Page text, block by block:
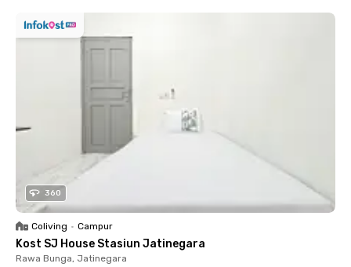
360
Coliving • Campur
Kost SJ House Stasiun Jatinegara
Rawa Bunga, Jatinegara